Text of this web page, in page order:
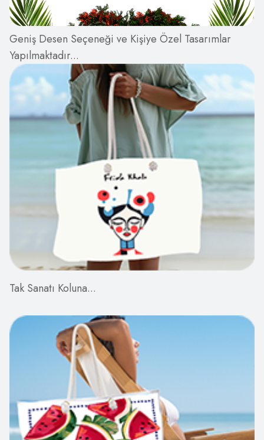
Geniş Desen Seçeneği ve Kişiye Özel Tasarımlar
Yapılmaktadır...
Tak Sanatı Koluna...